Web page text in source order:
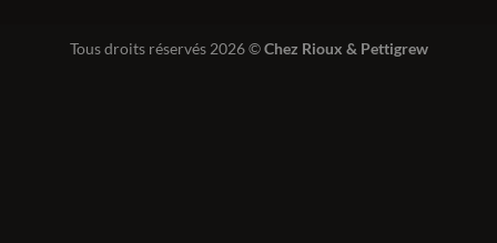
Tous droits réservés 2026 ©Chez Rioux & Pettigrew